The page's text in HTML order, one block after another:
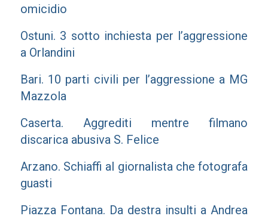
omicidio
Ostuni. 3 sotto inchiesta per l’aggressione
a Orlandini
Bari. 10 parti civili per l’aggressione a MG
Mazzola
Caserta. Aggrediti mentre filmano
discarica abusiva S. Felice
Arzano. Schiaffi al giornalista che fotografa
guasti
Piazza Fontana. Da destra insulti a Andrea